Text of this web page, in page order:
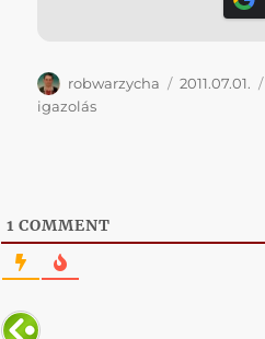
Szerző
robwarzycha Közzétéve
2011.07.01.
igazolás
1 COMMENT